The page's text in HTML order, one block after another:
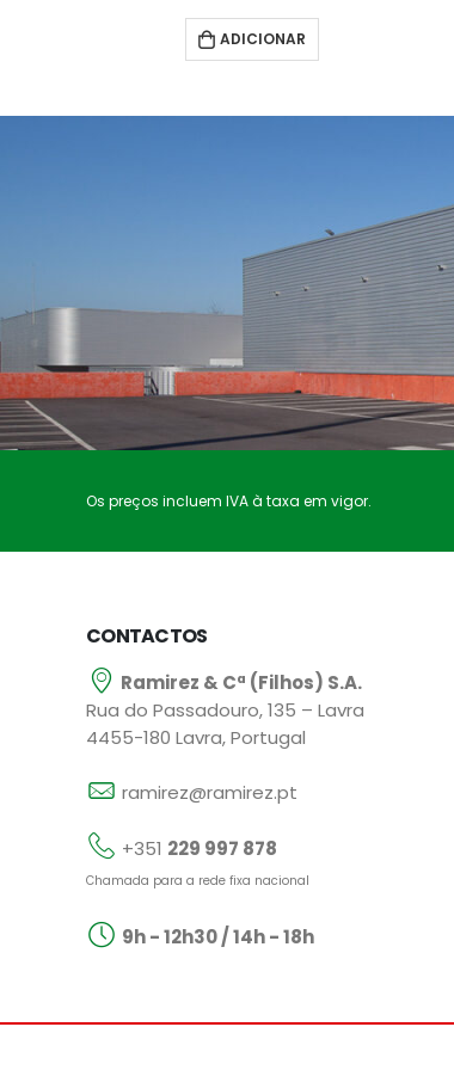
ADICIONAR
Os preços incluem IVA à taxa em vigor.
CONTACTOS
Ramirez & Cª (Filhos) S.A.
Rua do Passadouro, 135 – Lavra
4455-180 Lavra, Portugal
ramirez@ramirez.pt
+351 229 997 878
Chamada para a rede fixa nacional
9h - 12h30 / 14h - 18h